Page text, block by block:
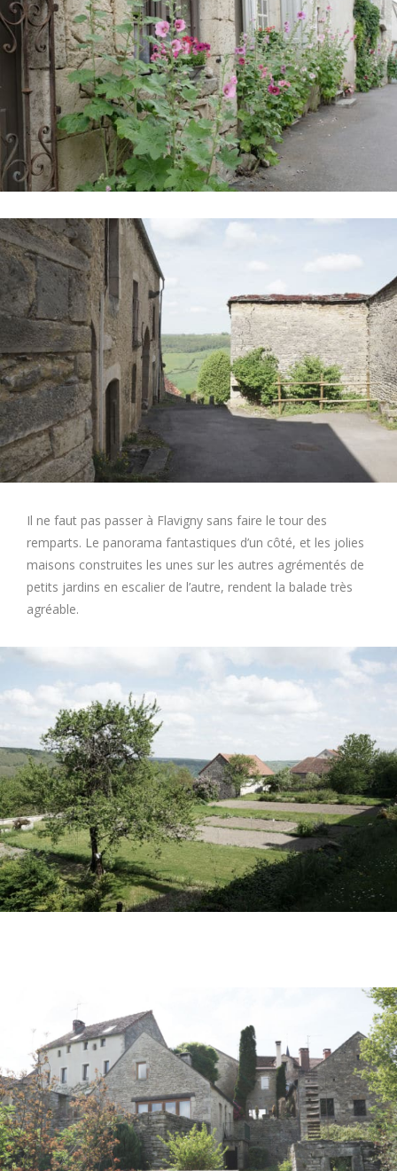
Il ne faut pas passer à Flavigny sans faire le tour des
remparts. Le panorama fantastiques d’un côté, et les jolies
maisons construites les unes sur les autres agrémentés de
petits jardins en escalier de l’autre, rendent la balade très
agréable.